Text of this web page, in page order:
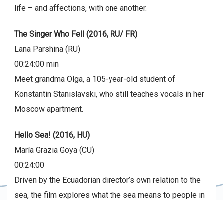
life – and affections, with one another.
The Singer Who Fell (2016, RU/ FR)
Lana Parshina (RU)
00:24:00 min
Meet grandma Olga, a 105-year-old student of
Konstantin Stanislavski, who still teaches vocals in her
Moscow apartment.
Hello Sea! (2016, HU)
María Grazia Goya (CU)
00:24:00
Driven by the Ecuadorian director’s own relation to the
sea, the film explores what the sea means to people in